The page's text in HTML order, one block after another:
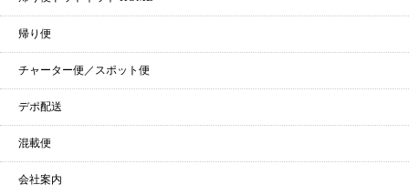
帰り便
チャーター便／スポット便
デポ配送
混載便
会社案内